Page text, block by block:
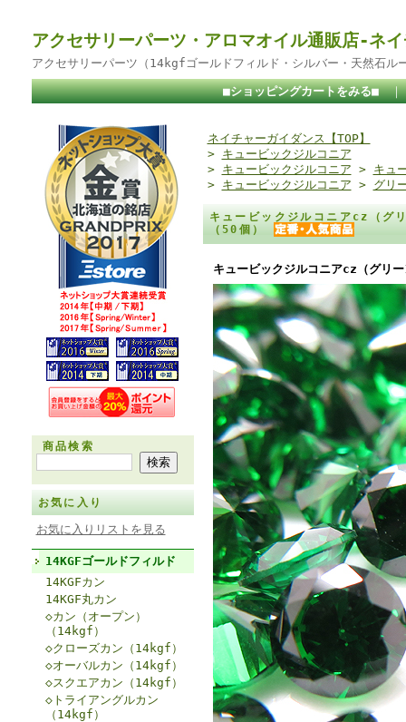
アクセサリーパーツ・アロマオイル通販店-ネ
アクセサリーパーツ（14kgfゴールドフィルド・シルバー・天然石ル
■ショッピングカートをみる■
商品検索
お気に入り
お気に入りリストを見る
14KGFゴールドフィルド
14KGFカン
14KGF丸カン
◇カン（オープン）
（14kgf）
◇クローズカン（14kgf）
◇オーバルカン（14kgf）
◇スクエアカン（14kgf）
◇トライアングルカン
（14kgf）
ネイチャーガイダンス【TOP】
> キュービックジルコニア
> キュービックジルコニア > キュ
> キュービックジルコニア > グリ
キュービックジルコニアcz（グ
（50個）
キュービックジルコニアcz（グリ